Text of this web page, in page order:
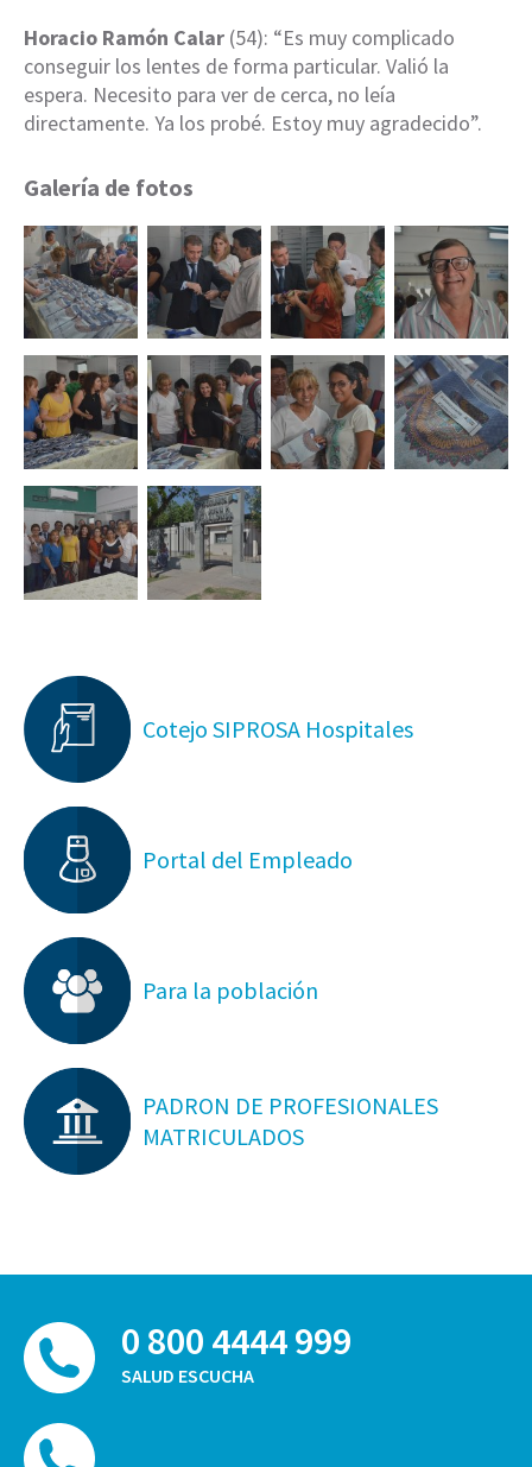
Horacio Ramón Calar (54): “Es muy complicado
conseguir los lentes de forma particular. Valió la
espera. Necesito para ver de cerca, no leía
directamente. Ya los probé. Estoy muy agradecido”.
Galería de fotos
Cotejo SIPROSA Hospitales
Portal del Empleado
Para la población
PADRON DE PROFESIONALES
MATRICULADOS
0 800 4444 999
SALUD ESCUCHA